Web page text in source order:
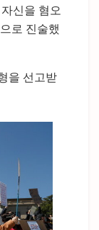
신을 혐오
로 진술했
을 선고받